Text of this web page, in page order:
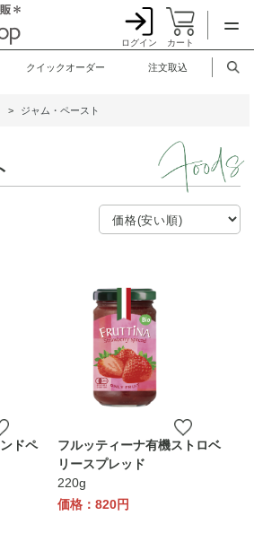
ログイン カート
クイックオーダー 注文取込
> ジャム・ペースト
ドペ
フルッティーナ有機ストロベ
リースプレッド
220g
価格：820円